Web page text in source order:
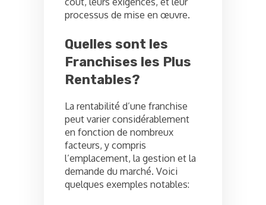
processus de mise en œuvre.
Quelles sont les
Franchises les Plus
Rentables?
La rentabilité d’une franchise
peut varier considérablement
en fonction de nombreux
facteurs, y compris
l’emplacement, la gestion et la
demande du marché. Voici
quelques exemples notables: